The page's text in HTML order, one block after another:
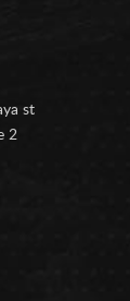
st
2